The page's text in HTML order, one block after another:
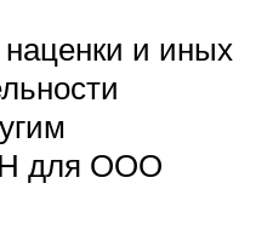
и иных
для ООО